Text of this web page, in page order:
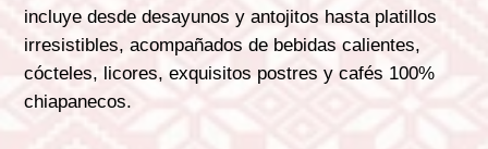
incluye desde desayunos y antojitos hasta platillos
irresistibles, acompañados de bebidas calientes,
cócteles, licores, exquisitos postres y cafés 100%
chiapanecos.